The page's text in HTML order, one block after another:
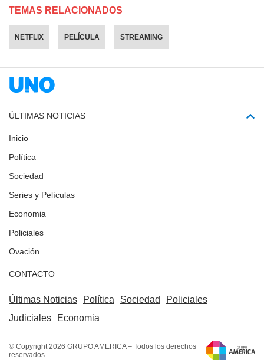
TEMAS RELACIONADOS
NETFLIX PELÍCULA STREAMING
ÚLTIMAS NOTICIAS
Inicio
Política
Sociedad
Series y Películas
Economia
Policiales
Ovación
CONTACTO
Últimas Noticias Política Sociedad
Policiales
Judiciales
Economia
© Copyright 2026 GRUPO AMERICA – Todos los derechos
reservados